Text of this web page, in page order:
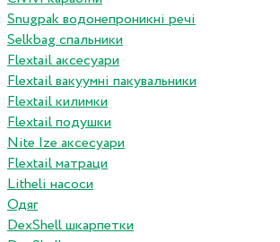
Snugpak водонепроникні речі
Selkbag спальники
Flextail аксесуари
Flextail вакуумні пакувальники
Flextail килимки
Flextail подушки
Nite Ize аксесуари
Flextail матраци
Litheli насоси
Одяг
DexShell шкарпетки